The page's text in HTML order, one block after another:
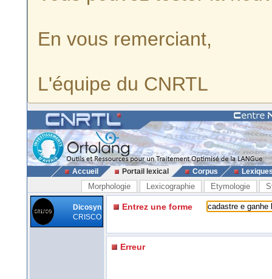
En vous remerciant,
L'équipe du CNRTL
Accueil Portail lexical Corpus
Morphologie Lexicographie Etymologie
Dicosyn
CRISCO
Entrez une forme
Erreur